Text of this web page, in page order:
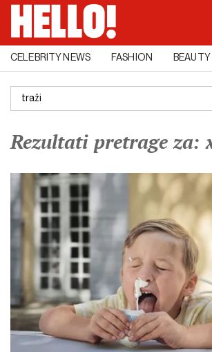
CELEBRITY NEWS FASHION BEAUTY
Rezultati pretrage za: